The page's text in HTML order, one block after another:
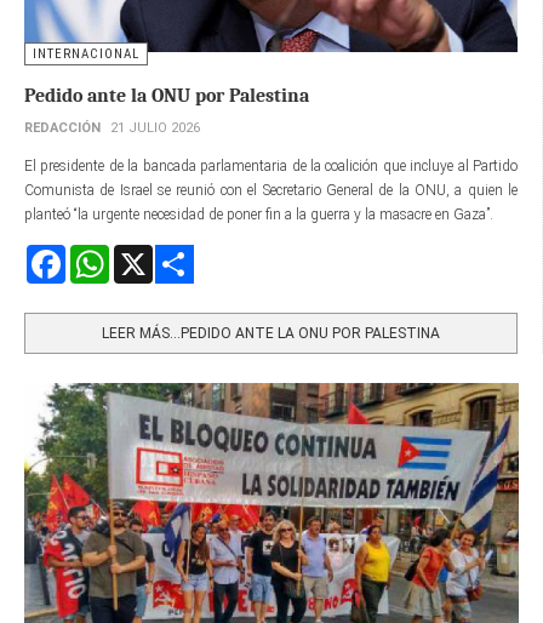
INTERNACIONAL
Pedido ante la ONU por Palestina
REDACCIÓN 21 JULIO 2026
El presidente de la bancada parlamentaria de la coalición que incluye al Partido
Comunista de Israel se reunió con el Secretario General de la ONU, a quien le
planteó “la urgente necesidad de poner fin a la guerra y la masacre en Gaza”.
FacebookWhatsApp
LEER MÁS…PEDIDO ANTE LA ONU POR PALESTINA